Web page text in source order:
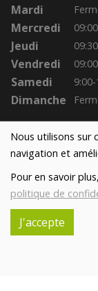
Nous utilisons sur
navigation et
Pour en savoir
politique de
J'accepte
Mardi
Mercredi
Jeudi
Vendredi
Samedi
Dimanche